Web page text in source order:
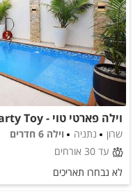
וילה פארטי טוי - Party Toy
שרון נתניה
וילה 6 חדרים
עד 30 אורחים
לא נבחרו תאריכים